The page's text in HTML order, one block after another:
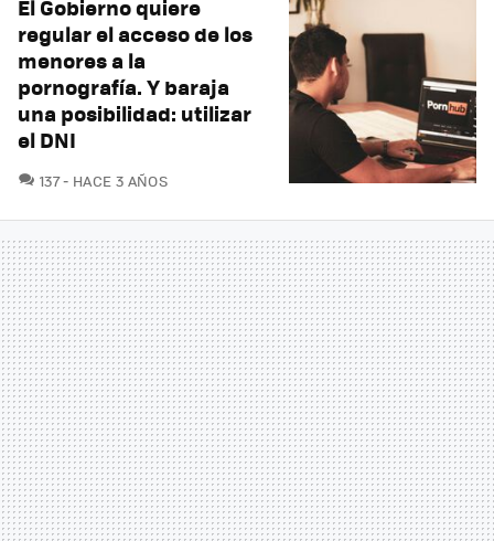
El Gobierno quiere
regular el acceso de los
menores a la
pornografía. Y baraja
una posibilidad: utilizar
el DNI
137COMENTARIOS
HACE 3 AÑOS